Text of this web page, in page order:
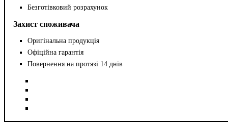
Безготівковий розрахунок
Захист споживача
Оригінальна продукція
Офіційна гарантія
Повернення на протязі 14 днів